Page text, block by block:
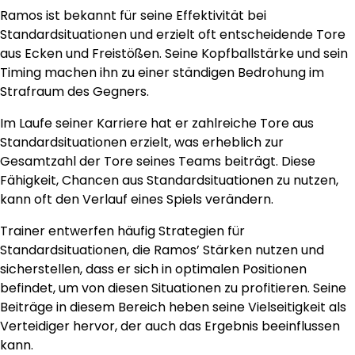
Ramos ist bekannt für seine Effektivität bei
Standardsituationen und erzielt oft entscheidende Tore
aus Ecken und Freistößen. Seine Kopfballstärke und sein
Timing machen ihn zu einer ständigen Bedrohung im
Strafraum des Gegners.
Im Laufe seiner Karriere hat er zahlreiche Tore aus
Standardsituationen erzielt, was erheblich zur
Gesamtzahl der Tore seines Teams beiträgt. Diese
Fähigkeit, Chancen aus Standardsituationen zu nutzen,
kann oft den Verlauf eines Spiels verändern.
Trainer entwerfen häufig Strategien für
Standardsituationen, die Ramos’ Stärken nutzen und
sicherstellen, dass er sich in optimalen Positionen
befindet, um von diesen Situationen zu profitieren. Seine
Beiträge in diesem Bereich heben seine Vielseitigkeit als
Verteidiger hervor, der auch das Ergebnis beeinflussen
kann.